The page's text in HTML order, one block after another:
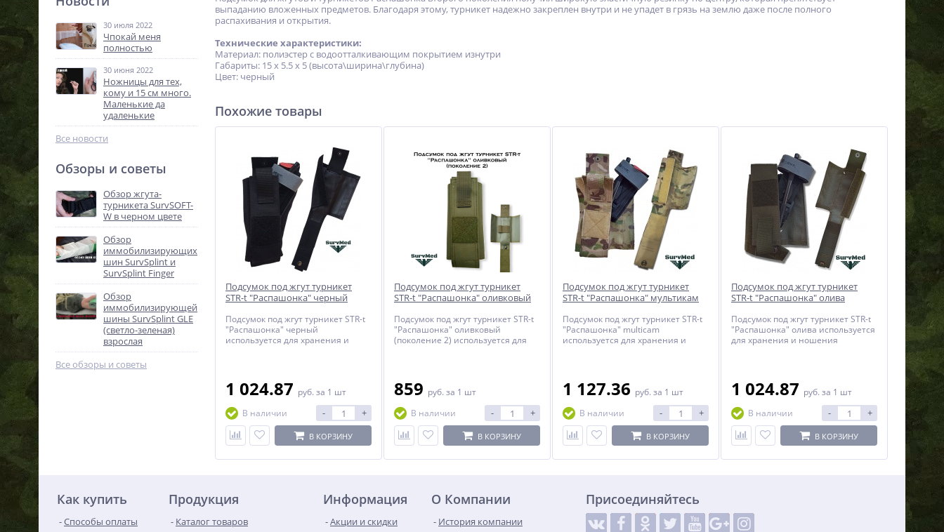
30 июля 2022
Чпокай меня
полностью
30 июня 2022
Ножницы для тех,
кому и 15 см много.
Маленькие да
удаленькие
Все новости
Обзоры и советы
Обзор жгута-
турникета SurvSOFT-
W в черном цвете
Обзор
иммобилизирующих
шин SurvSplint и
SurvSplint Finger
Обзор
иммобилизирующей
шины SurvSplint GLE
(светло-зеленая)
взрослая
Все обзоры и советы
выпаданию вложенных предметов. Благодаря этому, турникет надежно закреплен внутри и не упадет в грязь на землю даже после полного
распахивания и открытия.
Технические характеристики:
Материал: полиэстер с водоотталкивающим покрытием изнутри
Габариты: 15 х 5.5 х 5 (высота\ширина\глубина)
Цвет: черный
Похожие товары
Подсумок под жгут турникет
STR-t "Распашонка" черный
Подсумок под жгут турникет STR-t
"Распашонка" черный
используется для хранения и
извлечения.
1 024.87 руб. за 1 шт
В наличии
- +
В КОРЗИНУ
Подсумок под жгут турникет
STR-t "Распашонка" оливковый
Подсумок под жгут турникет STR-t
"Распашонка" оливковый
(поколение 2) используется для
его быстрого извлечения.
859 руб. за 1 шт
В наличии
- +
В КОРЗИНУ
Подсумок под жгут турникет
STR-t "Распашонка" мультикам
Подсумок под жгут турникет STR-t
"Распашонка" multicam
используется для хранения и
извлечения.
1 127.36 руб. за 1 шт
В наличии
- +
В КОРЗИНУ
Подсумок под жгут турникет
STR-t "Распашонка" олива
Подсумок под жгут турникет STR-t
"Распашонка" олива используется
для хранения и ношения
1 024.87 руб. за 1 шт
В наличии
- +
В КОРЗИНУ
Как купить
Способы оплаты
Продукция
Каталог товаров
Информация
Акции и скидки
О Компании
История компании
Присоединяйтесь